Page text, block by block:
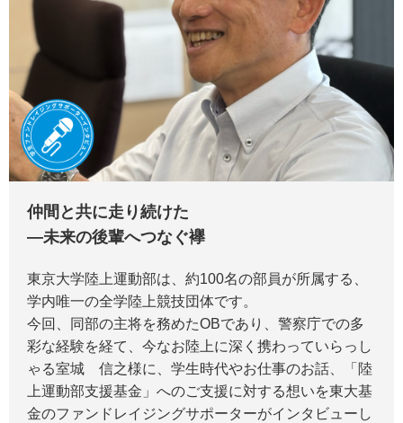
仲間と共に走り続けた
―未来の後輩へつなぐ襷
東京大学陸上運動部は、約100名の部員が所属する、
学内唯一の全学陸上競技団体です。
今回、同部の主将を務めたOBであり、警察庁での多
彩な経験を経て、今なお陸上に深く携わっていらっし
ゃる室城 信之様に、学生時代やお仕事のお話、「陸
上運動部支援基金」へのご支援に対する想いを東大基
金のファンドレイジングサポーターがインタビューし